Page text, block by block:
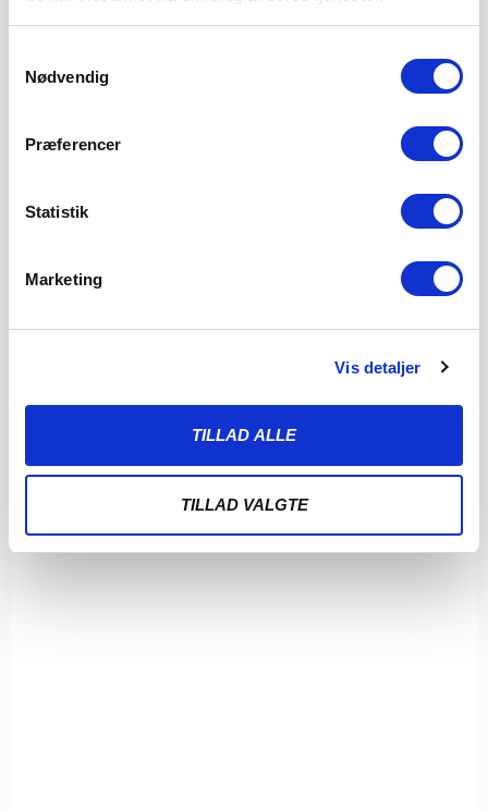
Nødvendig
Præferencer
Statistik
Marketing
Vis detaljer
TILLAD ALLE
TILLAD VALGTE
HAPPY HOUR OG MUSIKBINGO I
Sydbank Park før hjemmekampen
LÆS MERE